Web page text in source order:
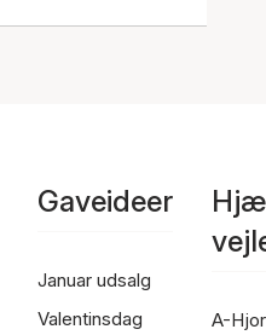
Gaveideer
Januar udsalg
Valentinsdag
A-